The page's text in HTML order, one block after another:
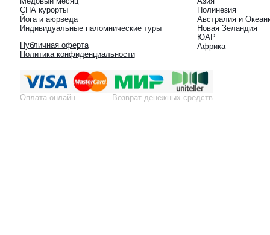
СПА курорты
Йога и аюрведа
Индивидуальные паломнические туры
Публичная оферта
Политика конфиденциальности
Полинезия
Австралия и
Новая Зеландия
ЮАР
Африка
Оплата онлайн Возврат денежных средств